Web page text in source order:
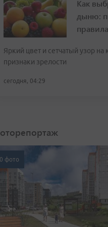
Как
дыню:
Яркий цвет и сетчатый узор
признаки зрелости
сегодня, 04:29
фото